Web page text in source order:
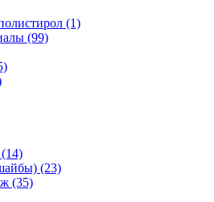
(1)
(99)
(23)
(35)